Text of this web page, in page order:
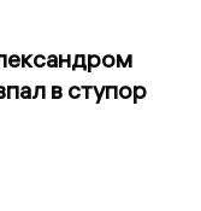
в ступор